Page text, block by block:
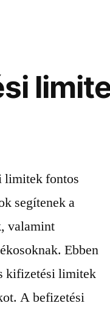
limitek fontos
segítenek a
valamint
Ebben
kifizetési limitek
A befizetési